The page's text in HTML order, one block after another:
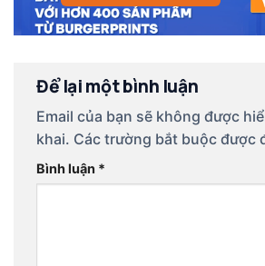
Để lại một bình luận
Email của bạn sẽ không được
khai. Các trường bắt buộc được
Bình luận *